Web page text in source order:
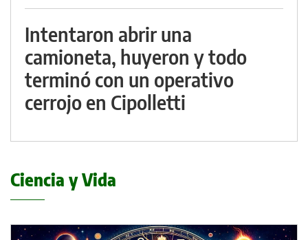
Intentaron abrir una
camioneta, huyeron y todo
terminó con un operativo
cerrojo en Cipolletti
Ciencia y Vida